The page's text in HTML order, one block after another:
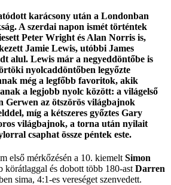
karácsony után a Londonban
A szerdai napon ismét történtek
Peter Wright és Alan Norris is,
Jamie Lewis, utóbbi James
alul. Lewis már a negyeddöntőbe is
nyolcaddöntőben legyőzte
még a legfőbb favoritok, akik
a legjobb nyolc között: a világelső
Gerwen az ötszörös világbajnok
míg a kétszeres győztes Gary
világbajnok, a torna után nyilait
csaphat össze péntek este.
első mérkőzésén a 10. kiemelt Simon
körátlaggal és dobott több 180-ast Darren
sima, 4:1-es vereséget szenvedett.